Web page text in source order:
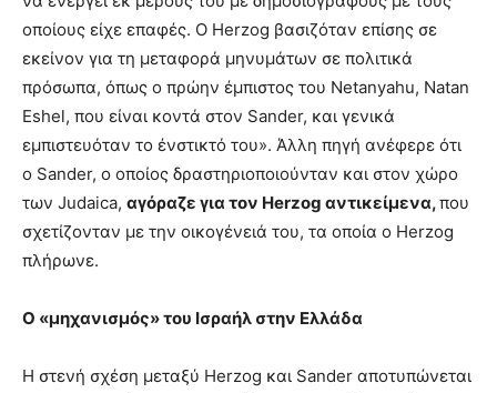
οποίους είχε επαφές. Ο Herzog βασιζόταν επίσης σε
εκείνον για τη μεταφορά μηνυμάτων σε πολιτικά
πρόσωπα, όπως ο πρώην έμπιστος του Netanyahu, Natan
Eshel, που είναι κοντά στον Sander, και γενικά
εμπιστευόταν το ένστικτό του». Άλλη πηγή ανέφερε ότι
ο Sander, ο οποίος δραστηριοποιούνταν και στον χώρο
των Judaica, αγόραζε για τον Herzog αντικείμενα,που
σχετίζονταν με την οικογένειά του, τα οποία ο Herzog
πλήρωνε.
Ο «μηχανισμός» του Ισραήλ στην Ελλάδα
Η στενή σχέση μεταξύ Herzog και Sander αποτυπώνεται